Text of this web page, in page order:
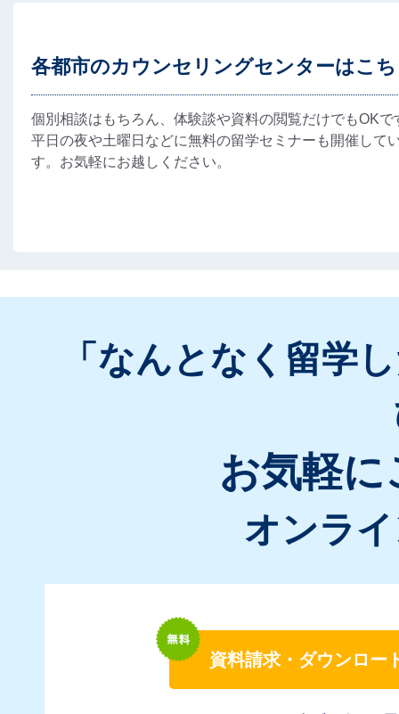
各都市のカウンセリングセンターはこ
個別相談はもちろん、体験談や資料の閲覧だけでもOKで
平日の夜や土曜日などに無料の留学セミナーも開催して
す。お気軽にお越しください。
「なんとなく留学
お気軽
オンラ
資料請求・ダウンロー